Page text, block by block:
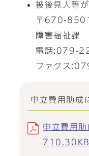
被後見人等
〒670-
障害福祉課
電話:079-
ファクス
申立費用助成
申立費用